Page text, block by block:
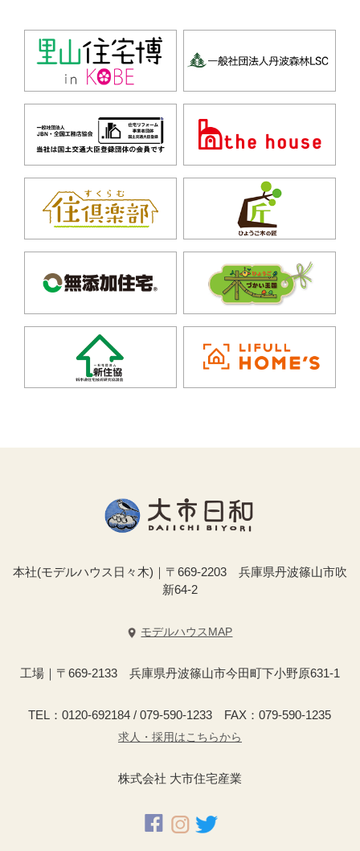
本社(モデルハウス日々木)｜〒669-2203 兵庫県丹波篠山市吹
新64-2
モデルハウスMAP
工場｜〒669-2133 兵庫県丹波篠山市今田町下小野原631-1
TEL：0120-692184 / 079-590-1233 FAX：079-590-1235
求人・採用はこちらから
株式会社 大市住宅産業